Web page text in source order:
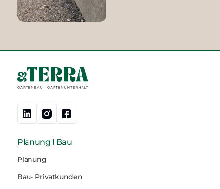
Planung I Bau
Planung
Bau- Privatkunden